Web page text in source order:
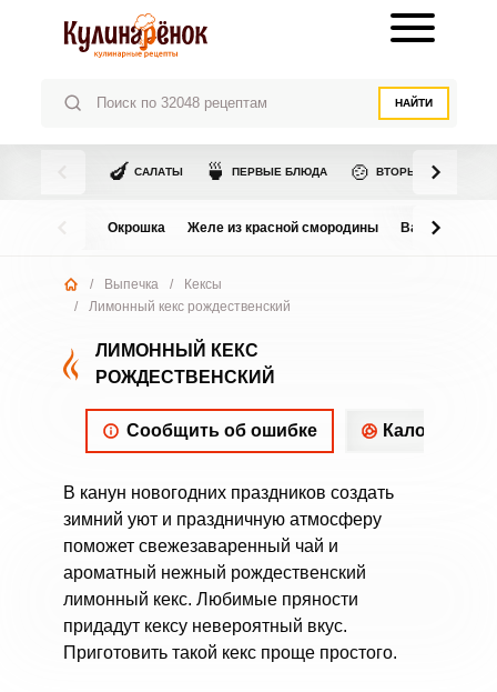
НАЙТИ
🍆 САЛАТЫ 🍵 ПЕРВЫЕ БЛЮДА 🍲 ВТОРЫЕ БЛЮДА
Окрошка Желе из красной смородины Варенье из
/ Выпечка /
Кексы
/
Лимонный кекс рождественский
ЛИМОННЫЙ КЕКС
РОЖДЕСТВЕНСКИЙ
Сообщить об ошибке
В канун новогодних праздников создать
зимний уют и праздничную атмосферу
поможет свежезаваренный чай и
ароматный нежный рождественский
лимонный кекс. Любимые пряности
придадут кексу невероятный вкус.
Приготовить такой кекс проще простого.